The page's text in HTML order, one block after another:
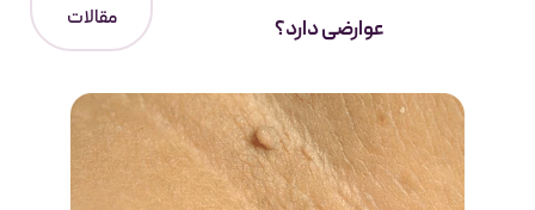
عوارضی دارد؟
مقالات